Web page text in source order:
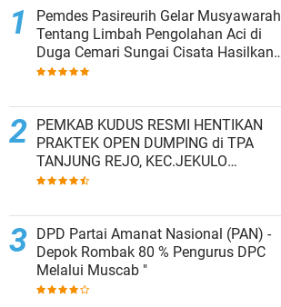
Pemdes Pasireurih Gelar Musyawarah
Tentang Limbah Pengolahan Aci di
Duga Cemari Sungai Cisata Hasilkan
Kesepakatan Tutup Sementara
PEMKAB KUDUS RESMI HENTIKAN
PRAKTEK OPEN DUMPING di TPA
TANJUNG REJO, KEC.JEKULO
KAB.KUDUS,BERLAKUKAN SISTEM
DPD Partai Amanat Nasional (PAN) -
Depok Rombak 80 % Pengurus DPC
Melalui Muscab "